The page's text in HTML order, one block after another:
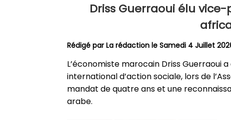
Driss Guerraoui élu
Rédigé par La rédaction le Samedi 4 Juillet
L’économiste marocain Driss Guerraoui
international d’action sociale, lors de
mandat de quatre ans et une
arabe.